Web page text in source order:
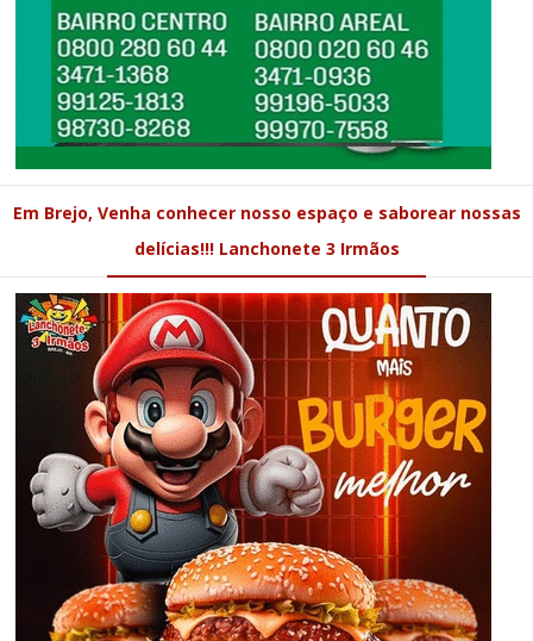
Em Brejo, Venha conhecer nosso espaço e saborear nossas
delícias!!! Lanchonete 3 Irmãos